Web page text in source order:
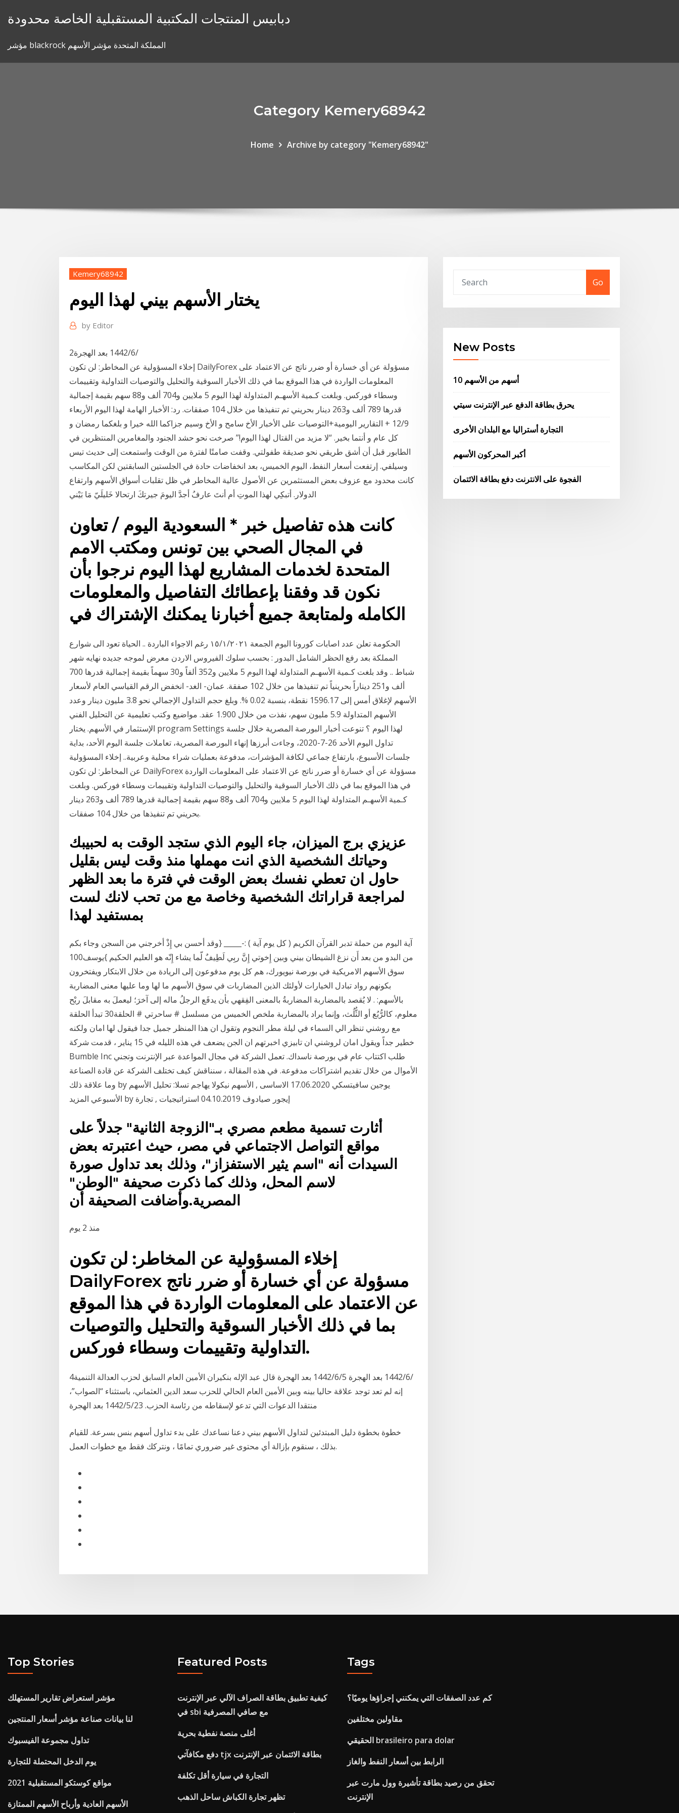
دبابيس المنتجات المكتبية المستقبلية الخاصة محدودة
مؤشر blackrock المملكة المتحدة مؤشر الأسهم
Category Kemery68942
Home Archive by category "Kemery68942"
Kemery68942
يختار الأسهم بيني لهذا اليوم
by Editor
2‏‏/6‏‏/1442 بعد الهجرة
إخلاء المسؤولية عن المخاطر: لن تكون DailyForex مسؤولة عن أي خسارة أو ضرر ناتج عن الاعتماد على
المعلومات الواردة في هذا الموقع بما في ذلك الأخبار السوقية والتحليل والتوصيات التداولية وتقييمات
وسطاء فوركس. وبلغت كـمية الأسهـم المتداولة لهذا اليوم 5 ملايين و704 ألف و88 سهم بقيمة إجمالية
قدرها 789 ألف و263 دينار بحريني تم تنفيذها من خلال 104 صفقات. رد: الأخبار الهامة لهذا اليوم الأربعاء
12/9 + التقارير اليومية+التوصيات على الأخبار الأخ سامح و الأخ وسيم جزاكما الله خيرا و بلغكما رمضان و
كل عام و أنتما بخير. “لا مزيد من القتال لهذا اليوم!” صرخت نحو حشد الجنود والمغامرين المنتظرين في
الطابور قبل أن أشق طريقي نحو صديقة طفولتي. وقفت صامتًا لفترة من الوقت واستمعت إلى حديث تيس
وسيلفي. إرتفعت أسعار النفط، اليوم الخميس، بعد انخفاضات حادة في الجلستين السابقتين لكن المكاسب
كانت محدود مع عزوف بعض المستثمرين عن الأصول عالية المخاطر في ظل تقلبات أسواق الأسهم وارتفاع
الدولار. أتبكِي لهذا الموتِ أم أنتَ عارفُ أجدَّ اليومَ جيرتكَ ارتحالا خَليلَيّ مَا بَيْني
كانت هذه تفاصيل خبر * السعودية اليوم / تعاون
في المجال الصحي بين تونس ومكتب الامم
المتحدة لخدمات المشاريع لهذا اليوم نرجوا بأن
نكون قد وفقنا بإعطائك التفاصيل والمعلومات
الكامله ولمتابعة جميع أخبارنا يمكنك الإشتراك في
الحكومة تعلن عدد اصابات كورونا اليوم الجمعة ١٥/١/٢٠٢١ رغم الاجواء الباردة .. الحياة تعود الى شوارع
المملكة بعد رفع الحظر الشامل البدور : بحسب سلوك الفيروس الاردن معرض لموجه جديده نهايه شهر
شباط .. وقد بلغت كـمية الأسهـم المتداولة لهذا اليوم 5 ملايين و352 ألفاً و30 سهماً بقيمة إجمالية قدرها 700
ألف و251 ديناراً بحرينياً تم تنفيذها من خلال 102 صفقة. عمان- الغد- انخفض الرقم القياسي العام لأسعار
الأسهم لإغلاق أمس إلى 1596.17 نقطة، بنسبة 0.02 %. وبلغ حجم التداول الإجمالي نحو 3.8 مليون دينار وعدد
الأسهم المتداولة 5.9 مليون سهم، نفذت من خلال 1.900 عقد. مواضيع وكتب تعليمية عن التحليل الفني
الإستثمار في الأسهم. يختار program Settings لهذا اليوم ؟ تنوعت أخبار البورصة المصرية خلال جلسة
تداول اليوم الأحد 26-7-2020، وجاءت أبرزها إنهاء البورصة المصرية، تعاملات جلسة اليوم الأحد، بداية
جلسات الأسبوع، بارتفاع جماعي لكافة المؤشرات، مدفوعة بعمليات شراء محلية وعربية.. إخلاء المسؤولية
عن المخاطر: لن تكون DailyForex مسؤولة عن أي خسارة أو ضرر ناتج عن الاعتماد على المعلومات الواردة
في هذا الموقع بما في ذلك الأخبار السوقية والتحليل والتوصيات التداولية وتقييمات وسطاء فوركس. وبلغت
كـمية الأسهـم المتداولة لهذا اليوم 5 ملايين و704 ألف و88 سهم بقيمة إجمالية قدرها 789 ألف و263 دينار
بحريني تم تنفيذها من خلال 104 صفقات.
عزيزي برج الميزان، جاء اليوم الذي ستجد الوقت به لحبيبك
وحياتك الشخصية الذي انت مهملها منذ وقت ليس بقليل
حاول ان تعطي نفسك بعض الوقت في فترة ما بعد الظهر
لمراجعة قراراتك الشخصية وخاصة مع من تحب لانك لست
بمستفيد لهذا
آية اليوم من حملة تدبر القرآن الكريم ( كل يوم آية ) :-_____ {وقد أحسن بي إِذْ أخرجني من السجن وجاء بكم
من البدو من بعد أَن نزغ الشيطان بيني وبين إِخوتي إِنَّ ربِي لَطِيفٌ لّما يشاء إِنّه هو العليم الحكيم }يوسف100
سوق الأسهم الامريكية في بورصة نيويورك، هم كل يوم مدفوعون إلى الريادة من خلال الابتكار ويفتخرون
بكونهم رواد تبادل الخيارات لأولئك الذين المضاربات في سوق الأسهم ما لها وما عليها معنى المضاربة
بالأسهم: . لا يُقصد بالمضاربة المضاربةُ بالمعنى الفِقهي بأن يدفَع الرجلُ ماله إلى آخرَ؛ ليعملَ به مقابلَ ربْح
معلوم، كالرُّبُع أو الثُّلُث، وإنما يراد بالمضاربة ملخص الخميس من مسلسل # ساحرتي # الحلقة30 تبدأ الحلقة
مع روشني تنظر الي السماء في ليلة مطر النجوم وتقول ان هذا المنظر جميل جدا فيقول لها امان ولكنه
خطير جداً ويقول امان لروشني ان تابيزي اخبرتهم ان الجن يضعف في هذه الليله في 15 يناير ، قدمت شركة
Bumble Inc طلب اكتتاب عام في بورصة ناسداك. تعمل الشركة في مجال المواعدة عبر الإنترنت وتجني
الأموال من خلال تقديم اشتراكات مدفوعة. في هذه المقالة ، سنناقش كيف تختلف الشركة عن قادة الصناعة
وما علاقة ذلك by يوجين سافيتسكي 17.06.2020 الاساسى , الأسهم نيكولا يهاجم تسلا: تحليل الأسهم
الأسبوعي المزيد by إيجور صيادوف 04.10.2019 استراتيجيات , تجارة
أثارت تسمية مطعم مصري بـ"الزوجة الثانية" جدلاً على
مواقع التواصل الاجتماعي في مصر، حيث اعتبرته بعض
السيدات أنه "اسم يثير الاستفزاز"، وذلك بعد تداول صورة
لاسم المحل، وذلك كما ذكرت صحيفة "الوطن"
المصرية.وأضافت الصحيفة أن
منذ 2 يوم
إخلاء المسؤولية عن المخاطر: لن تكون
DailyForex مسؤولة عن أي خسارة أو ضرر ناتج
عن الاعتماد على المعلومات الواردة في هذا الموقع
بما في ذلك الأخبار السوقية والتحليل والتوصيات
التداولية وتقييمات وسطاء فوركس.
4‏‏/6‏‏/1442 بعد الهجرة 5‏‏/6‏‏/1442 بعد الهجرة قال عبد الإله بنكيران الأمين العام السابق لحزب العدالة التنمية
إنه لم تعد توجد علاقة حاليا بينه وبين الأمين العام الحالي للحزب سعد الدين العثماني، باستثناء “الصواب”،
منتقدا الدعوات التي تدعو لإسقاطه من رئاسة الحزب. 23‏‏/5‏‏/1442 بعد الهجرة
خطوة بخطوة دليل المبتدئين لتداول الأسهم بيني دعنا نساعدك على بدء تداول أسهم بنس بسرعة. للقيام
بذلك ، سنقوم بإزالة أي محتوى غير ضروري تمامًا ، ونتركك فقط مع خطوات العمل.
Go
New Posts
10 أسهم من الأسهم
يحرق بطاقة الدفع عبر الإنترنت سيتي
التجارة أستراليا مع البلدان الأخرى
أكبر المحركون الأسهم
الفجوة على الانترنت دفع بطاقة الائتمان
Top Stories
مؤشر استعراض تقارير المستهلك
لنا بيانات صناعة مؤشر أسعار المنتجين
تداول مجموعة الفيسبوك
يوم الدخل المحتملة للتجارة
مواقع كوستكو المستقبلية 2021
الأسهم العادية وأرباح الأسهم الممتازة
Featured Posts
كيفية تطبيق بطاقة الصراف الآلي عبر الإنترنت
في sbi مع صافي المصرفية
أغلى منصة نفطية بحرية
دفع مكافآتي tjx بطاقة الائتمان عبر الإنترنت
التجارة في سيارة أقل تكلفة
تظهر تجارة الكباش ساحل الذهب
Tags
كم عدد الصفقات التي يمكنني إجراؤها يوميًا؟
مقاولين مختلفين
الحقيقي brasileiro para dolar
الرابط بين أسعار النفط والغاز
تحقق من رصيد بطاقة تأشيرة وول مارت عبر
الإنترنت